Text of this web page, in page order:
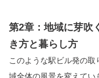
第2章：地域に芽吹
き方と暮らし方
このような駅ビル発の取
域全体の風景を変えてい